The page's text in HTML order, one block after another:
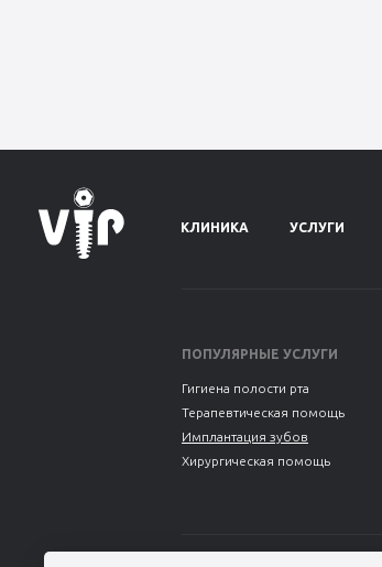
КЛИНИКА УСЛУГИ
ПОПУЛЯРНЫЕ УСЛУГИ
Гигиена полости рта
Терапевтическая помощь
Имплантация зубов
Хирургическая помощь